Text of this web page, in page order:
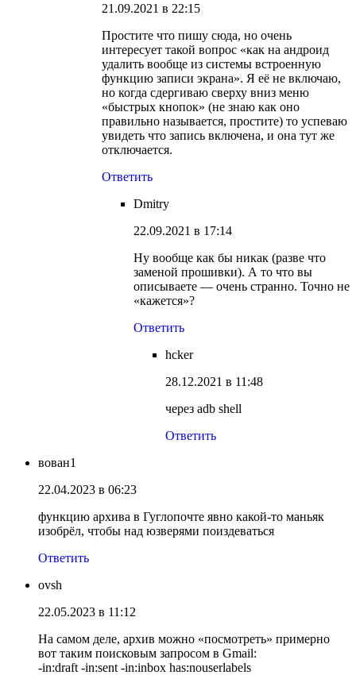
21.09.2021 в 22:15
Простите что пишу сюда, но очень
интересует такой вопрос «как на андроид
удалить вообще из системы встроенную
функцию записи экрана». Я её не включаю,
но когда сдергиваю сверху вниз меню
«быстрых кнопок» (не знаю как оно
правильно называется, простите) то успеваю
увидеть что запись включена, и она тут же
отключается.
Ответить
Dmitry
22.09.2021 в 17:14
Ну вообще как бы никак (разве что
заменой прошивки). А то что вы
описываете — очень странно. Точно не
«кажется»?
Ответить
hcker
28.12.2021 в 11:48
через adb shell
Ответить
вован1
22.04.2023 в 06:23
функцию архива в Гуглопочте явно какой-то маньяк
изобрёл, чтобы над юзверями поиздеваться
Ответить
ovsh
22.05.2023 в 11:12
На самом деле, архив можно «посмотреть» примерно
вот таким поисковым запросом в Gmail:
-in:draft -in:sent -in:inbox has:nouserlabels